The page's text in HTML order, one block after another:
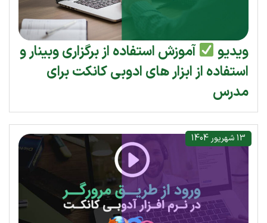
ویدیو
آموزش استفاده از برگزاری وبینار و
استفاده از ابزار های ادوبی کانکت برای
مدرس
13 شهریور 1404